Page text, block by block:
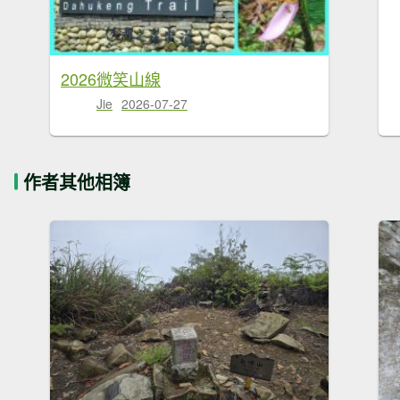
2026微笑山線
Jie 2026-07-27
作者其他相簿